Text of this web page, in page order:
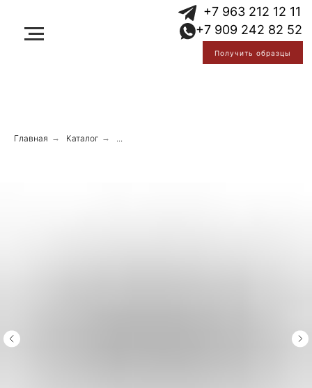
+7 963 212 12 11
+7 909 242 82 52
Получить образцы
Error get alias
Главная → Каталог → ...